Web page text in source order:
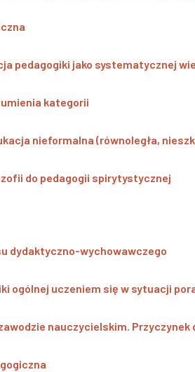
pedagogiki jako systematycznej
kategorii
nieformalna (równoległa,
do pedagogii spirytystycznej
dydaktyczno-wychowawczego
ogólnej uczeniem się w sytuacji
nauczycielskim. Przyczynek